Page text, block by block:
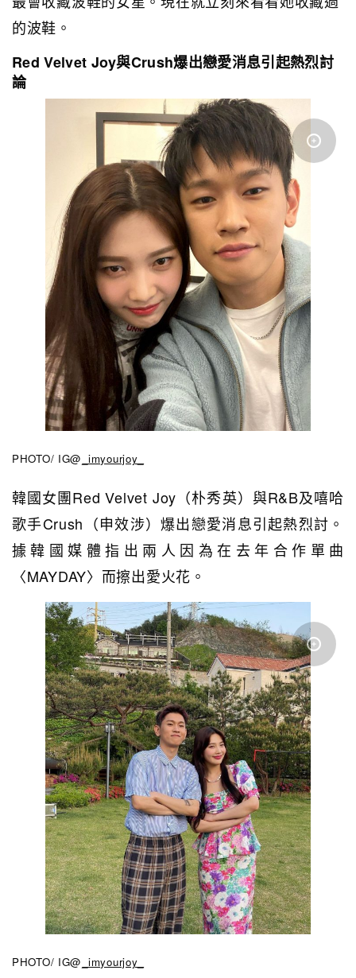
的波鞋。
Red Velvet Joy與Crush爆出戀愛消息引起熱烈討
論
PHOTO/ IG@ _imyourjoy_
韓國女團Red Velvet Joy（朴秀英）與R&B及嘻哈
歌手Crush（申效涉）爆出戀愛消息引起熱烈討。
據韓國媒體指出 兩人因為在去年合作單曲
〈MAYDAY〉而擦出愛火花。
PHOTO/ IG@ _imyourjoy_